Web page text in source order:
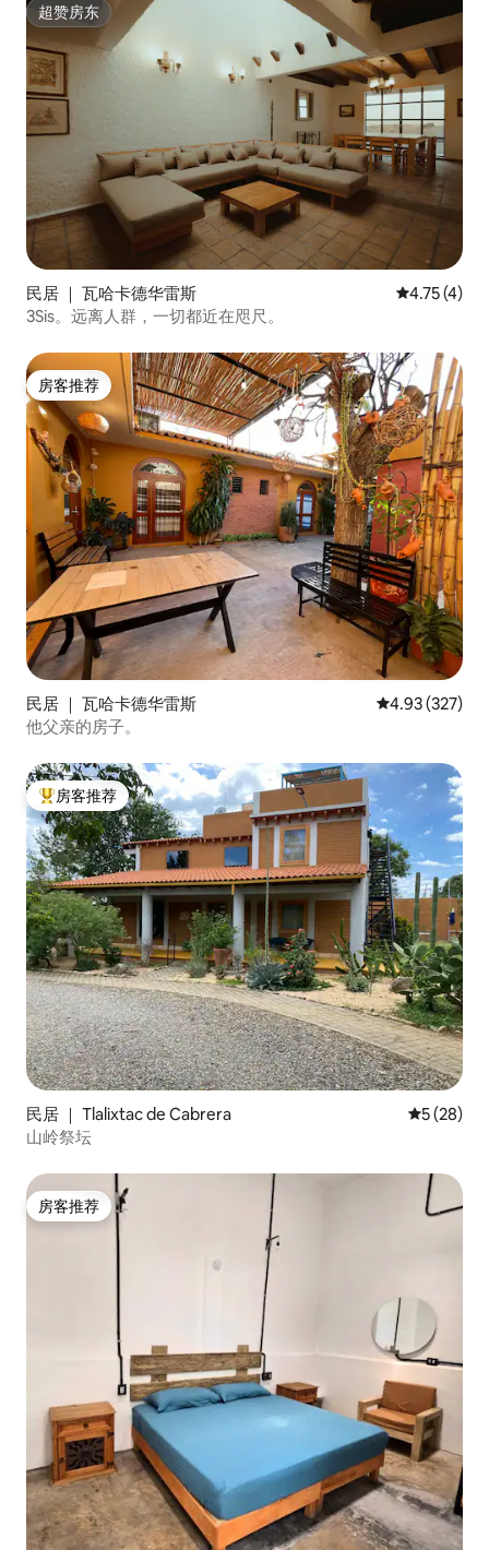
超赞房东
超赞房东
民居 ｜ 瓦哈卡德华雷斯 平均评分
4.75 (4)
3Sis。远离人群，一切都近在咫尺。
房客推荐
房客推荐
民居 ｜ 瓦哈卡德华雷斯 平均评分 4.93
4.93 (327)
他父亲的房子。
热门「房客推荐」
房客推荐
民居 ｜ Tlalixtac de Cabrera 平均评分
5 (28)
山岭祭坛
房客推荐
房客推荐